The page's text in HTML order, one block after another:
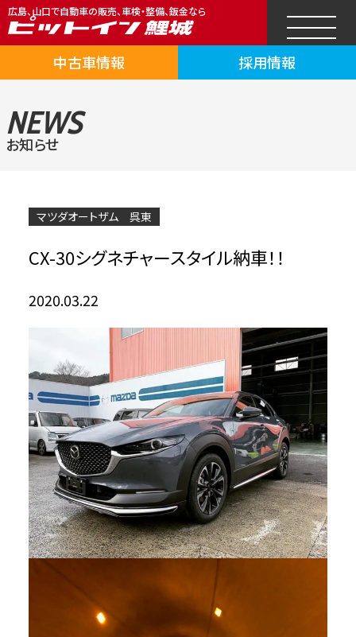
広島、山口で自動車の販売、車検・整備、鈑金なら
中古車情報 採用情報
NEWS
お知らせ
マツダオートザム 呉東
CX-30シグネチャースタイル納車！！
2020.03.22